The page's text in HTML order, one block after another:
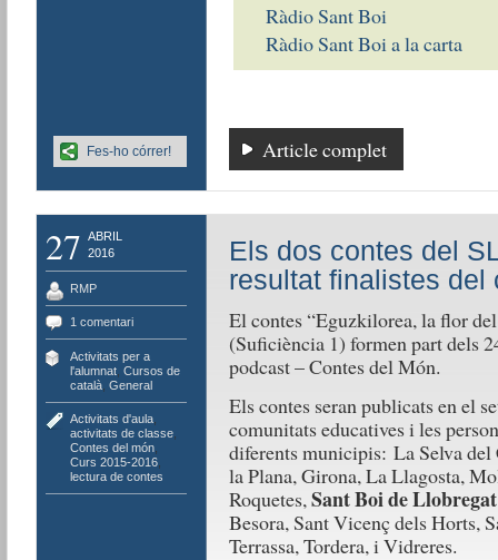
Ràdio Sant Boi
Ràdio Sant Boi a la carta
Article complet
Fes-ho córrer!
27 ABRIL
2016
RMP
1 comentari
Activitats per a
l'alumnat, Cursos de
català, General
Activitats d'aula,
activitats de classe,
Contes del món,
Curs 2015-2016,
lectura de contes
Els dos contes del
resultat finalistes del
El contes “Eguzkilorea, la flor
(Suficiència 1) formen part dels
podcast – Contes del Món.
Els contes seran publicats en el
comunitats educatives i les
diferents municipis: La Selva del
la Plana, Girona, La Llagosta,
Roquetes,Sant Boi de Llobregat
Besora, Sant Vicenç dels Horts,
Terrassa, Tordera, i Vidreres.